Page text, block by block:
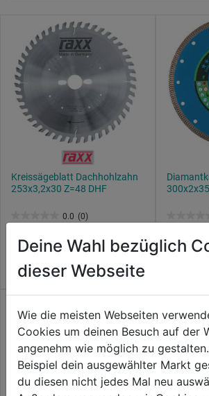
Kreissägeblatt Dachhohlzahn
253x3,2x30 Z=48 DHF
0.0 (0)
0.0
von
Sternen.
159,99€
0.0
von
Deine Wahl bezüglich
dieser Webseite
Wie die meisten Webseiten
Cookies um deinen Besuch auf der
angenehm wie möglich zu
Beispiel dein ausgewählter Markt
du diesen nicht jedes Mal neu